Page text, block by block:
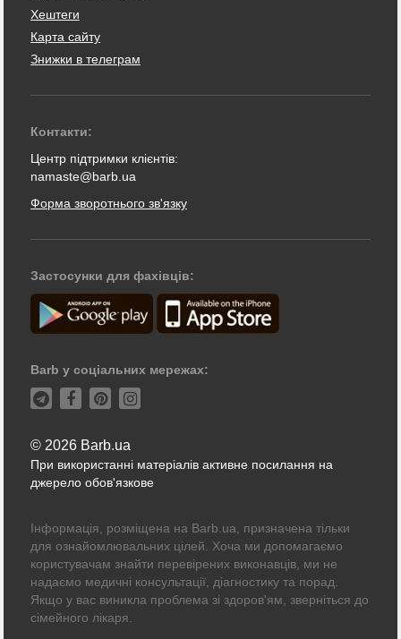
Хештеги
Карта сайту
Знижки в телеграм
Контакти:
Центр підтримки клієнтів:
namaste@barb.ua
Форма зворотнього зв'язку
Застосунки для фахівців:
Barb у соціальних мережах:
© 2026 Barb.ua
При використанні матеріалів активне посилання на
джерело обов'язкове
Інформація, розміщена на Barb.ua, призначена тільки
для ознайомлювальних цілей. Хоча ми допомагаємо
користувачам знайти перевірених виконавців, ми не
надаємо медичні консультації, діагностику та порад.
Якщо у вас виникла проблема зі здоров'ям, зверніться до
сімейного лікаря.